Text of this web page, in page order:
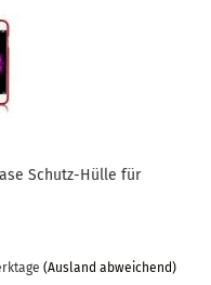
Schutz-​​Hülle für
(Ausland abweichend)